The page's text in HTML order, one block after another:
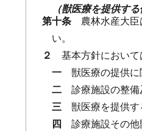
（獣医療を提供す
第十条 農林水産大
い。
２ 基本方針において
一 獣医療の提供
二 診療施設の整
三 獣医療を提供
四 診療施設その